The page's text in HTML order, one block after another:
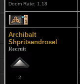
Doom Rate: 1.18
1
Archibalt
Shpritsendrosel
Recruit
2